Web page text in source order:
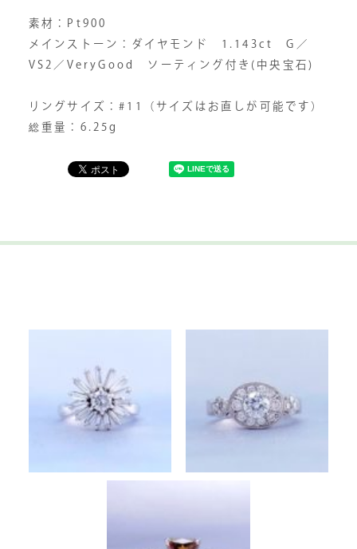
素材：Pt900
メインストーン：ダイヤモンド 1.143ct G／
VS2／VeryGood ソーティング付き(中央宝石)
リングサイズ：#11（サイズはお直しが可能です）
総重量：6.25g